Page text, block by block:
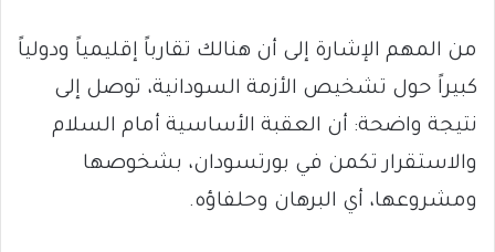
من المهم الإشارة إلى أن هنالك تقارباً إقليمياً ودولياً
كبيراً حول تشخيص الأزمة السودانية، توصل إلى
نتيجة واضحة: أن العقبة الأساسية أمام السلام
والاستقرار تكمن في بورتسودان، بشخوصها
ومشروعها، أي البرهان وحلفاؤه.